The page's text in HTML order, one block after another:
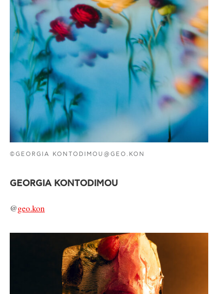
©GEORGIA KONTODIMOU@GEO.KON
GEORGIA KONTODIMOU
@geo.kon